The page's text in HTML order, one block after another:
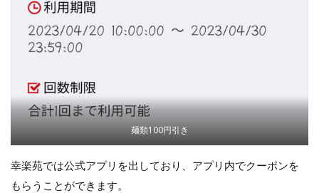
麺類100円引き
幸楽苑では公式アプリを出しており、アプリ内でクーポンを
もらうことができます。